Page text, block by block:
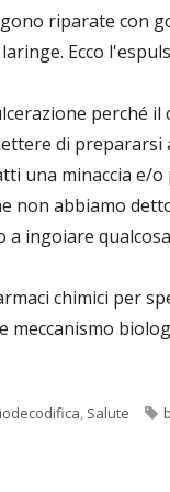
riparate con
Ecco
perché il
di prepararsi
una minaccia e/
non abbiamo
a ingoiare
chimici per
meccanismo
, Salute